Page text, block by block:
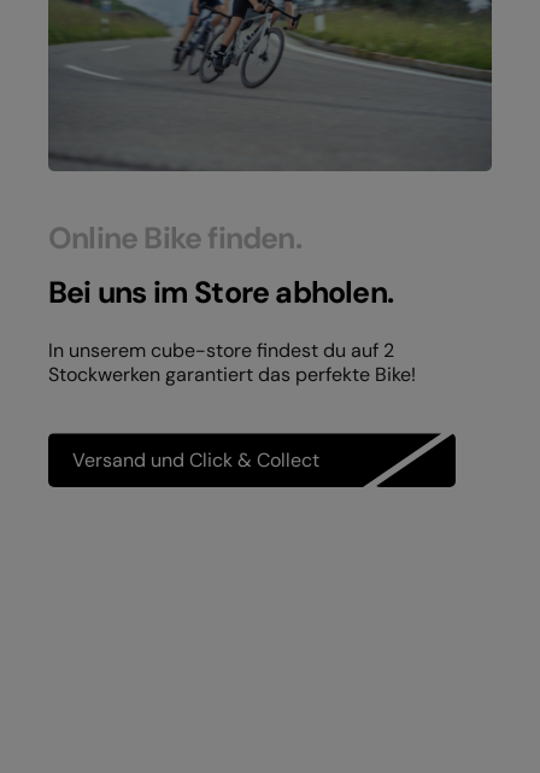
Online Bike finden.
Bei uns im Store abholen.
In unserem cube-store findest du auf 2
Stockwerken garantiert das perfekte Bike!
Versand und Click & Collect